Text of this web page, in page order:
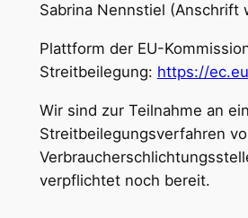
Sabrina Nennstiel (Anschrift
Plattform der EU-
Streitbeilegung: https://
Wir sind zur Teilnahme an
Streitbeilegungsverfahren
verpflichtet noch bereit.